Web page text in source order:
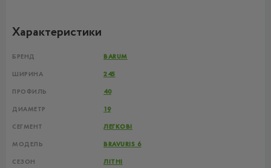
Характеристики
БРЕНД BARUM
ШИРИНА 245
ПРОФИЛЬ 40
ДИАМЕТР 19
СЕГМЕНТ ЛЕГКОВІ
МОДЕЛЬ BRAVURIS 6
СЕЗОН ЛІТНІ